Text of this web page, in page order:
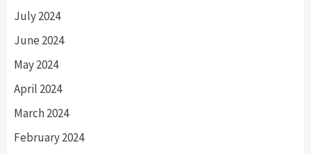
July 2024
June 2024
May 2024
April 2024
March 2024
February 2024